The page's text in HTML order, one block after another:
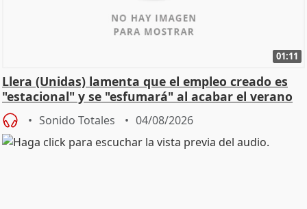
01:11
Llera (Unidas) lamenta que el empleo creado es
"estacional" y se "esfumará" al acabar el verano
Sonido Totales 04/08/2026